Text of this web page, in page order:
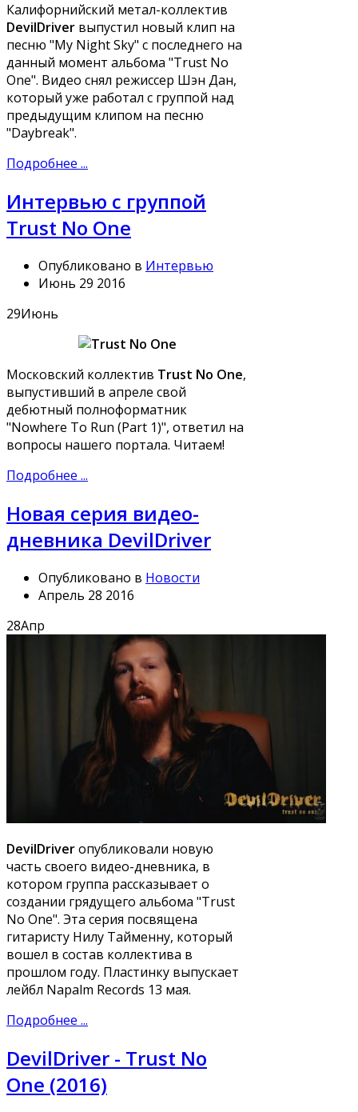
Калифорнийский метал-коллектив
DevilDriver выпустил новый клип на
песню "My Night Sky" с последнего на
данный момент альбома "Trust No
One". Видео снял режиссер Шэн Дан,
который уже работал с группой над
предыдущим клипом на песню
"Daybreak".
Подробнее ...
Интервью с группой
Trust No One
Опубликовано в Интервью
Июнь 29 2016
29Июнь
Московский коллектив Trust No One,
выпустивший в апреле свой
дебютный полноформатник
"Nowhere To Run (Part 1)", ответил на
вопросы нашего портала. Читаем!
Подробнее ...
Новая серия видео-
дневника DevilDriver
Опубликовано в Новости
Апрель 28 2016
28Апр
DevilDriverопубликовали новую
часть своего видео-дневника, в
котором группа рассказывает о
создании грядущего альбома "Trust
No One". Эта серия посвящена
гитаристу Нилу Тайменну, который
вошел в состав коллектива в
прошлом году. Пластинку выпускает
лейбл Napalm Records 13 мая.
Подробнее ...
DevilDriver - Trust No
One (2016)